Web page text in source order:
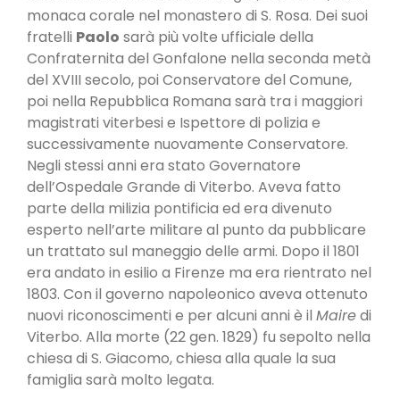
monaca corale nel monastero di S. Rosa. Dei suoi
fratelli Paolo sarà più volte ufficiale della
Confraternita del Gonfalone nella seconda metà
del XVIII secolo, poi Conservatore del Comune,
poi nella Repubblica Romana sarà tra i maggiori
magistrati viterbesi e Ispettore di polizia e
successivamente nuovamente Conservatore.
Negli stessi anni era stato Governatore
dell’Ospedale Grande di Viterbo. Aveva fatto
parte della milizia pontificia ed era divenuto
esperto nell’arte militare al punto da pubblicare
un trattato sul maneggio delle armi. Dopo il 1801
era andato in esilio a Firenze ma era rientrato nel
1803. Con il governo napoleonico aveva ottenuto
nuovi riconoscimenti e per alcuni anni è il Mairedi
Viterbo. Alla morte (22 gen. 1829) fu sepolto nella
chiesa di S. Giacomo, chiesa alla quale la sua
famiglia sarà molto legata.